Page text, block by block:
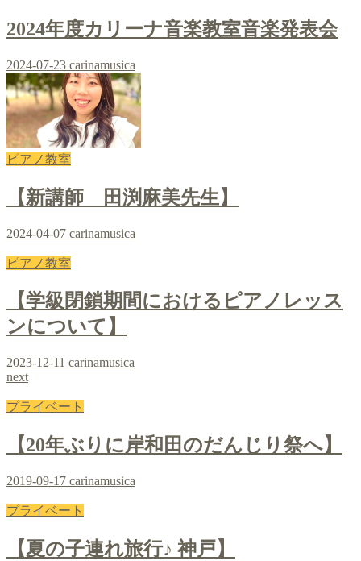
2024年度カリーナ音楽教室音楽発表会
2024-07-23 carinamusica
ピアノ教室
【新講師 田渕麻美先生】
2024-04-07 carinamusica
ピアノ教室
【学級閉鎖期間におけるピアノレッス
ンについて】
2023-12-11 carinamusica
next
プライベート
【20年ぶりに岸和田のだんじり祭へ】
2019-09-17 carinamusica
プライベート
【夏の子連れ旅行♪ 神戸】